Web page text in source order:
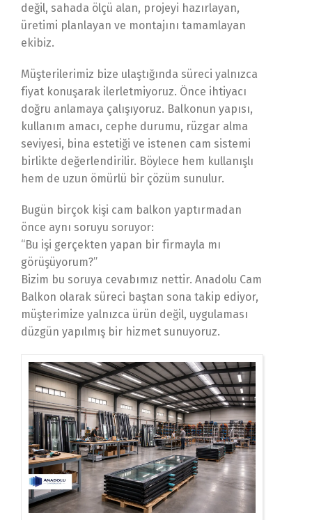
değil, sahada ölçü alan, projeyi hazırlayan,
üretimi planlayan ve montajını tamamlayan
ekibiz.
Müşterilerimiz bize ulaştığında süreci yalnızca
fiyat konuşarak ilerletmiyoruz. Önce ihtiyacı
doğru anlamaya çalışıyoruz. Balkonun yapısı,
kullanım amacı, cephe durumu, rüzgar alma
seviyesi, bina estetiği ve istenen cam sistemi
birlikte değerlendirilir. Böylece hem kullanışlı
hem de uzun ömürlü bir çözüm sunulur.
Bugün birçok kişi cam balkon yaptırmadan
önce aynı soruyu soruyor:
“Bu işi gerçekten yapan bir firmayla mı
görüşüyorum?”
Bizim bu soruya cevabımız nettir. Anadolu Cam
Balkon olarak süreci baştan sona takip ediyor,
müşterimize yalnızca ürün değil, uygulaması
düzgün yapılmış bir hizmet sunuyoruz.